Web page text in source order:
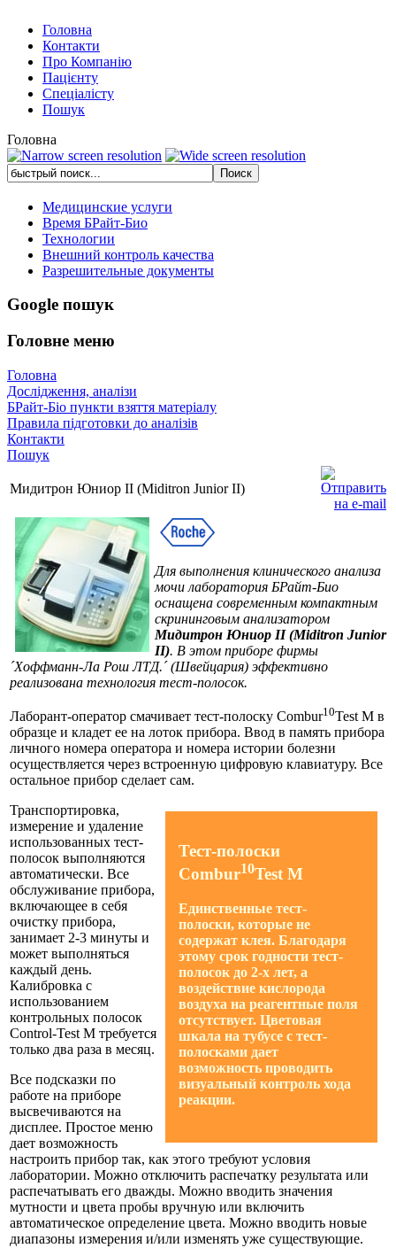
Головна
Контакти
Про Компанію
Пацієнту
Спеціалісту
Пошук
Головна
Медицинские услуги
Время БРайт-Био
Технологии
Внешний контроль качества
Разрешительные документы
Google пошук
Головне меню
Головна
Дослідження, аналізи
БРайт-Біо пункти взяття матеріалу
Правила підготовки до аналізів
Контакти
Пошук
Мидитрон Юниор II (Miditron Junior II)
Для выполнения клинического анализа
мочи лаборатория БРайт-Био
оснащена современным компактным
скрининговым анализатором
Мидитрон Юниор II (Miditron Junior
II). В этом приборе фирмы
´Хоффманн-Ла Рош ЛТД.´ (Швейцария) эффективно
реализована технология тест-полосок.
Лаборант-оператор смачивает тест-полоску Combur10Test M в
образце и кладет ее на лоток прибора. Ввод в память прибора
личного номера оператора и номера истории болезни
осуществляется через встроенную цифровую клавиатуру. Все
остальное прибор сделает сам.
Тест-полоски
Combur10Test M
Единственные тест-
полоски, которые не
содержат клея. Благодаря
этому срок годности тест-
полосок до 2-х лет, а
воздействие кислорода
воздуха на реагентные поля
отсутствует. Цветовая
шкала на тубусе с тест-
полосками дает
возможность проводить
визуальный контроль хода
реакции.
Транспортировка,
измерение и удаление
использованных тест-
полосок выполняются
автоматически. Все
обслуживание прибора,
включающее в себя
очистку прибора,
занимает 2-3 минуты и
может выполняться
каждый день.
Калибровка с
использованием
контрольных полосок
Control-Test M требуется
только два раза в месяц.
Все подсказки по
работе на приборе
высвечиваются на
дисплее. Простое меню
дает возможность
настроить прибор так, как этого требуют условия
лаборатории. Можно отключить распечатку результата или
распечатывать его дважды. Можно вводить значения
мутности и цвета пробы вручную или включить
автоматическое определение цвета. Можно вводить новые
диапазоны измерения и/или изменять уже существующие.